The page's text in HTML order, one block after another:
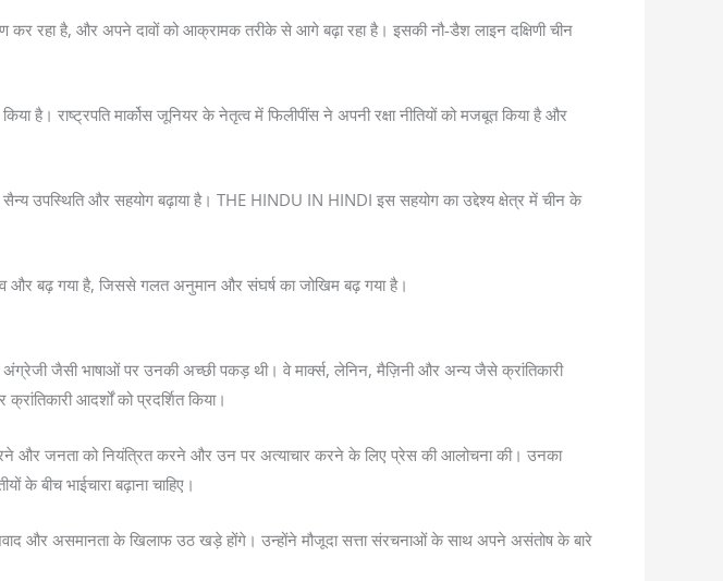
कर रहा है, और अपने दावों को आक्रामक तरीके से आगे बढ़ा रहा है। इसकी नौ-डैश लाइन दक्षिणी चीन
है। राष्ट्रपति मार्कोस जूनियर के नेतृत्व में फिलीपींस ने अपनी रक्षा नीतियों को मजबूत किया है और
सैन्य उपस्थिति और सहयोग बढ़ाया है। THE HINDU IN HINDI इस सहयोग का उद्देश्य क्षेत्र में चीन के
और बढ़ गया है, जिससे गलत अनुमान और संघर्ष का जोखिम बढ़ गया है।
जैसी भाषाओं पर उनकी अच्छी पकड़ थी। वे मार्क्स, लेनिन, मैज़िनी और अन्य जैसे क्रांतिकारी
आदर्शों को प्रदर्शित किया।
और जनता को नियंत्रित करने और उन पर अत्याचार करने के लिए प्रेस की आलोचना की। उनका
के बीच भाईचारा बढ़ाना चाहिए।
और असमानता के खिलाफ उठ खड़े होंगे। उन्होंने मौजूदा सत्ता संरचनाओं के साथ अपने असंतोष के बारे